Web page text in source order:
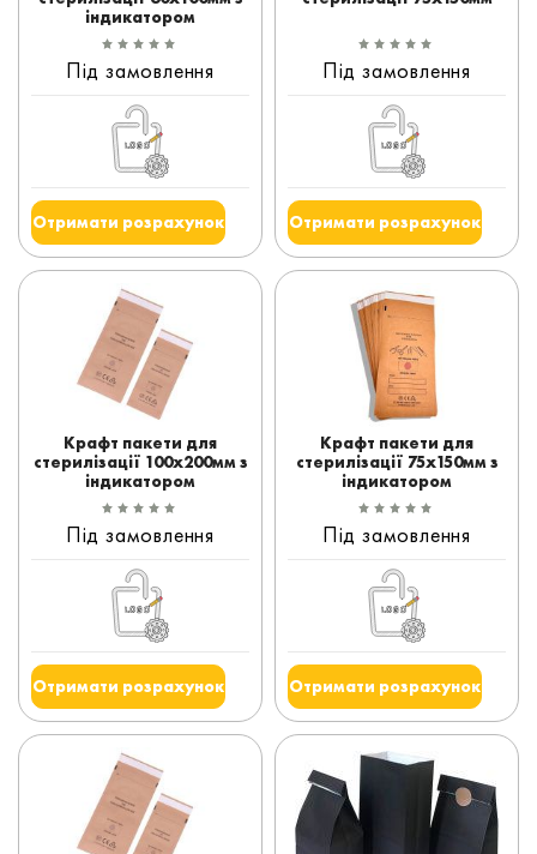
індикатором
Під замовлення
Отримати розрахунок
Під замовлення
Отримати розрахунок
Крафт пакети для
стерилізації 100x200мм з
індикатором
Під замовлення
Отримати розрахунок
Крафт пакети для
стерилізації 75x150мм з
індикатором
Під замовлення
Отримати розрахунок